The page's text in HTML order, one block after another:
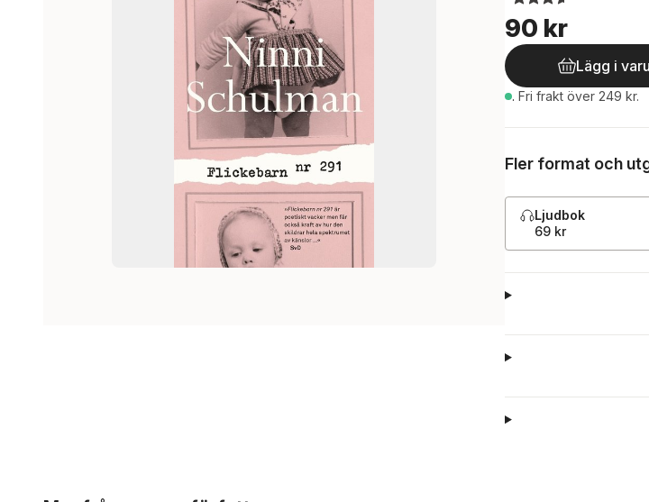
90 kr
Lägg i
. Fri frakt över 249 kr.
Fler format och
Ljudbok
69 kr